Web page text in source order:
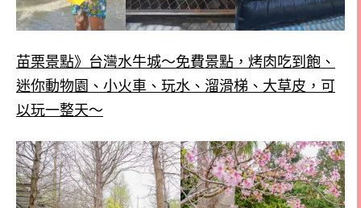
苗栗景點》台灣水牛城～免費景點，烤肉吃到飽、
迷你動物園、小火車、玩水、溜滑梯、大草皮，可
以玩一整天～